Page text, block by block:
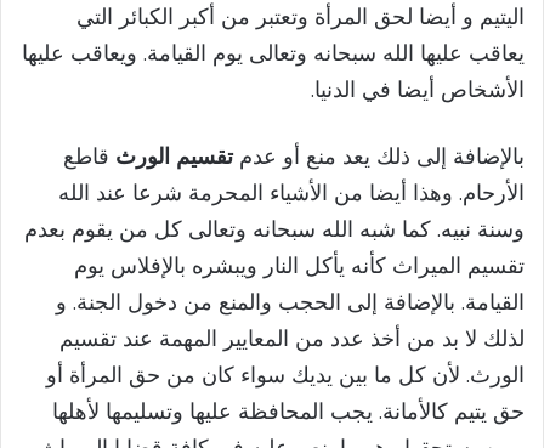
اليتيم و أيضا لحق المرأة وتعتبر من أكبر الكبائر التي
يعاقب عليها الله سبحانه وتعالى يوم القيامة. ويعاقب عليها
الأشخاص أيضا في الدنيا.
بالإضافة إلى ذلك يعد منع أو عدمتقسيم الورث قاطع
الأرحام. وهذا أيضا من الأشياء المحرمة شرعا عند الله
وسنة نبيه. كما شبه الله سبحانه وتعالى كل من يقوم بعدم
تقسيم الميراث كأنه يأكل النار ويبشره بالإفلاس يوم
القيامة. بالإضافة إلى الحجب والمنع من دخول الجنة. و
لذلك لا بد من أخذ عدد من المعايير المهمة عند تقسيم
الورث. لأن كل ما بين يديك سواء كان من حق المرأة أو
حق يتيم كالأمانة. يجب المحافظة عليها وتسليمها لأهلها